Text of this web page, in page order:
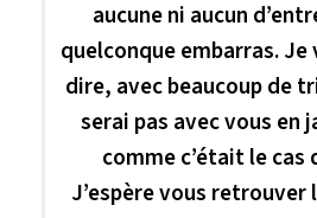
aucune ni aucun
quelconque embarras.
dire, avec beaucoup de
serai pas avec vous en
comme c’était le cas
J’espère vous